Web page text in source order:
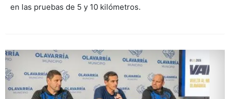
en las pruebas de 5 y 10 kilómetros.